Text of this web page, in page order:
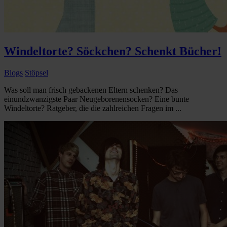
Windeltorte? Söckchen? Schenkt Bücher!
Blogs Stöpsel
Was soll man frisch gebackenen Eltern schenken? Das
einundzwanzigste Paar Neugeborenensocken? Eine bunte
Windeltorte? Ratgeber, die die zahlreichen Fragen im ...